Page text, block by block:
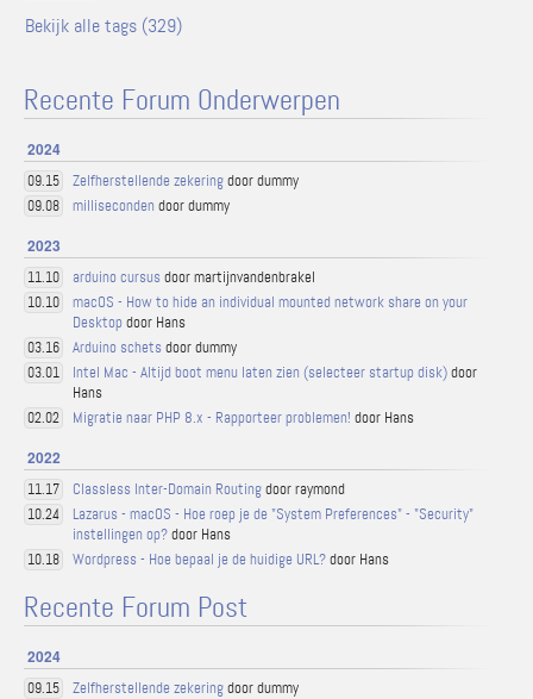
Bekijk alle tags (329)
Recente Forum Onderwerpen
2024
09.15 Zelfherstellende zekeringdoor dummy
09.08 milliseconden door dummy
2023
11.10 arduino cursus door martijnvandenbrakel
10.10
macOS - How to hide an individual mounted network share on your
Desktop door Hans
03.16 Arduino schets door dummy
03.01 Intel Mac - Altijd boot menu laten zien (selecteer startup disk)door
Hans
02.02 Migratie naar PHP 8.x - Rapporteer problemen! door Hans
2022
11.17 Classless Inter-Domain Routingdoor raymond
10.24
Lazarus - macOS - Hoe roep je de "System Preferences" - "Security"
instellingen op?door Hans
10.18 Wordpress - Hoe bepaal je de huidige URL?door Hans
Recente Forum Post
2024
09.15 Zelfherstellende zekeringdoor dummy